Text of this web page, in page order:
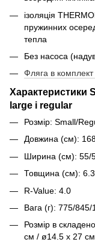
ізоляція
пружинних
тепла
Без насоса
Фляга в комплект
Характеристики
large і regular
Розмір: Small/
Довжина (см):
Ширина (см): 55/
Товщина (см): 6.3
R-Value: 4.0
Вага (г): 775/845/
Розмір в
см / ø14.5 x 27